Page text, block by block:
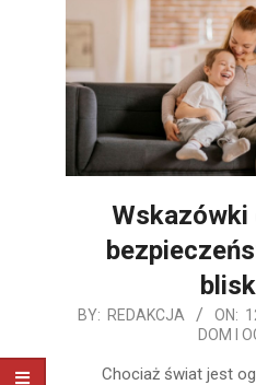
2020-
BY: REDAKCJA ON:
DOM I
Chociaż świat jest